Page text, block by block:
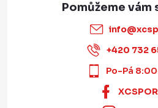
info@
+420 732
Po-Pá